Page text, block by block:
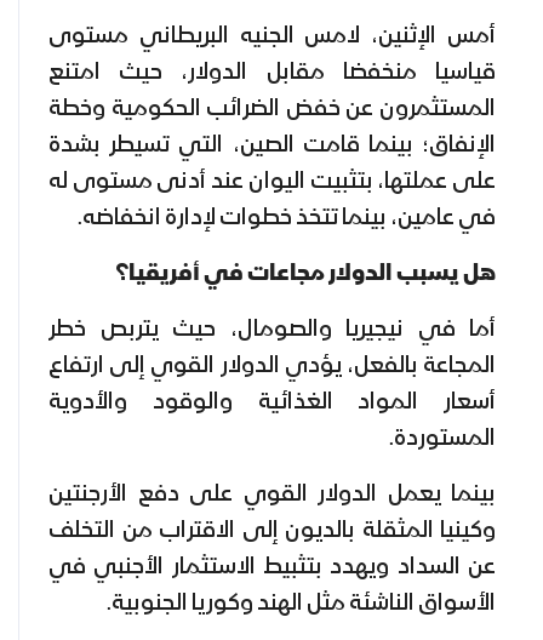
أمس الإثنين، لامس الجنيه البريطاني مستوى
قياسيا منخفضا مقابل الدولار، حيث امتنع
المستثمرون عن خفض الضرائب الحكومية وخطة
الإنفاق؛ بينما قامت الصين، التي تسيطر بشدة
على عملتها، بتثبيت اليوان عند أدنى مستوى له
في عامين، بينما تتخذ خطوات لإدارة انخفاضه.
هل يسبب الدولار مجاعات في أفريقيا؟
أما في نيجيريا والصومال، حيث يتربص خطر
المجاعة بالفعل، يؤدي الدولار القوي إلى ارتفاع
أسعار المواد الغذائية والوقود والأدوية
المستوردة.
بينما يعمل الدولار القوي على دفع الأرجنتين
وكينيا المثقلة بالديون إلى الاقتراب من التخلف
عن السداد ويهدد بتثبيط الاستثمار الأجنبي في
الأسواق الناشئة مثل الهند وكوريا الجنوبية.